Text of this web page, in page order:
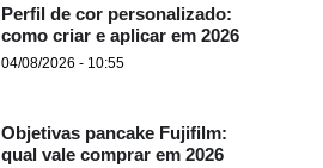
Perfil de cor personalizado:
como criar e aplicar em 2026
04/08/2026 - 10:55
Objetivas pancake Fujifilm:
qual vale comprar em 2026